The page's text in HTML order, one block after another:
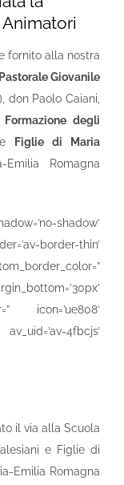
fornito alla nostra
Pastorale Giovanile
don Paolo Caiani,
degli
Figlie di Maria
Romagna
shadow’
border-thin’
icon=’ue808′
4fbcjs’
il via alla Scuola
e Figlie di
Emilia Romagna